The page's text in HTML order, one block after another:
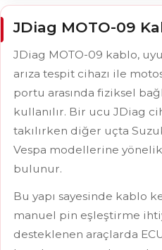
JDiag MOTO-09
JDiag MOTO-09 kablo,
arıza tespit cihazı ile
portu arasında fiziksel
kullanılır. Bir ucu JDiag
takılırken diğer uçta
Vespa modellerine
bulunur.
Bu yapı sayesinde kablo
manuel pin eşleştirme
desteklenen araçlarda